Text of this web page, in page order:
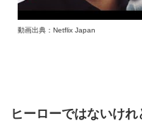
動画出典：Netflix Japan
ヒーローではないけ